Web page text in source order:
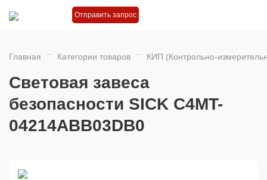
Отправить запрос
Главная Категории товаров КИП (Контрольно-
Световая завеса
безопасности SICK C4MT-
04214ABB03DB0